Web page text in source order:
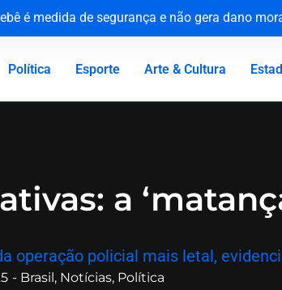
é medida de segurança e não gera dano
compromisso com a defesa da saúde
a virada de vida de Jacaré
vítimas no 81º aniversário do ataque
Política Esporte Arte & Cultura
a
operação policial mais letal,
- Brasil, Notícias, Política